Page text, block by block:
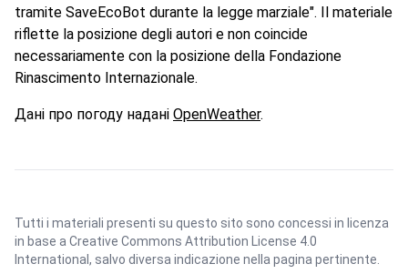
tramite SaveEcoBot durante la legge marziale". Il materiale
riflette la posizione degli autori e non coincide
necessariamente con la posizione della Fondazione
Rinascimento Internazionale.
Дані про погоду надані OpenWeather.
Tutti i materiali presenti su questo sito sono concessi in licenza
in base a Creative Commons Attribution License 4.0
International , salvo diversa indicazione nella pagina pertinente.